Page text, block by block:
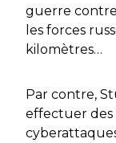
guerre contre
les forces
kilomètres…
Par contre,
effectuer des